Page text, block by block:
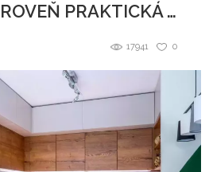
MODERNÍ A ZÁROVEŇ PRAKTICKÁ KUCHYNĚ
0
17941